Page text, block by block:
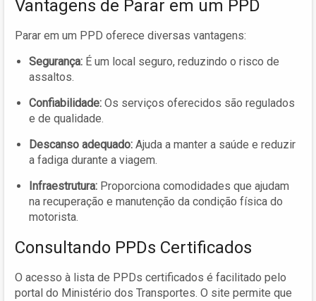
Vantagens de Parar em um PPD
Parar em um PPD oferece diversas vantagens:
Segurança: É um local seguro, reduzindo o risco de
assaltos.
Confiabilidade: Os serviços oferecidos são regulados
e de qualidade.
Descanso adequado: Ajuda a manter a saúde e reduzir
a fadiga durante a viagem.
Infraestrutura: Proporciona comodidades que ajudam
na recuperação e manutenção da condição física do
motorista.
Consultando PPDs Certificados
O acesso à lista de PPDs certificados é facilitado pelo
portal do Ministério dos Transportes. O site permite que